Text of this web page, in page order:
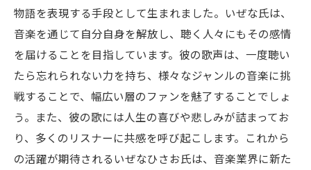
物語を表現する手段として生まれました。いぜな氏は、
音楽を通じて自分自身を解放し、聴く人々にもその感情
を届けることを目指しています。彼の歌声は、一度聴い
たら忘れられない力を持ち、様々なジャンルの音楽に挑
戦することで、幅広い層のファンを魅了することでしょ
う。また、彼の歌には人生の喜びや悲しみが詰まってお
り、多くのリスナーに共感を呼び起こします。これから
の活躍が期待されるいぜなひさお氏は、音楽業界に新た